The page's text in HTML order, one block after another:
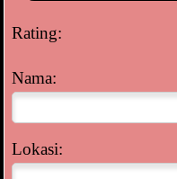
Rating:
Nama:
Lokasi: